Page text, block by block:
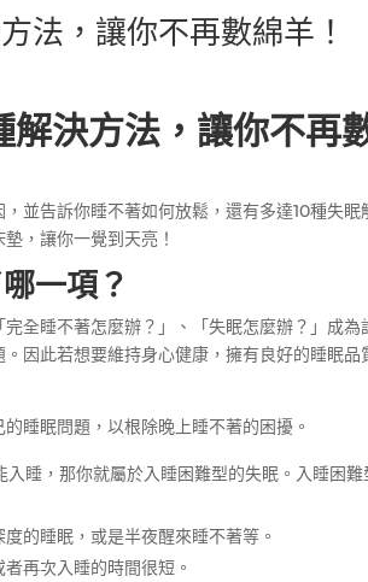
法，讓你不再數綿羊！
解決方法，讓你不再
並告訴你睡不著如何放鬆，還有多達10種失眠
，讓你一覺到天亮！
一項？
完全睡不著怎麼辦？」、「失眠怎麼辦？」成為
因此若想要維持身心健康，擁有良好的睡眠品
睡眠問題，以根除晚上睡不著的困擾。
睡，那你就屬於入睡困難型的失眠。入睡困難
度的睡眠，或是半夜醒來睡不著等。
者再次入睡的時間很短。